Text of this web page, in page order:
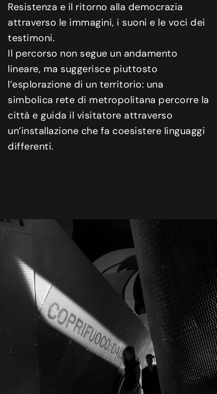
Resistenza e il ritorno alla democrazia
attraverso le immagini, i suoni e le voci dei
testimoni.
Il percorso non segue un andamento
lineare, ma suggerisce piuttosto
l’esplorazione di un territorio: una
simbolica rete di metropolitana percorre la
città e guida il visitatore attraverso
un’installazione che fa coesistere linguaggi
differenti.